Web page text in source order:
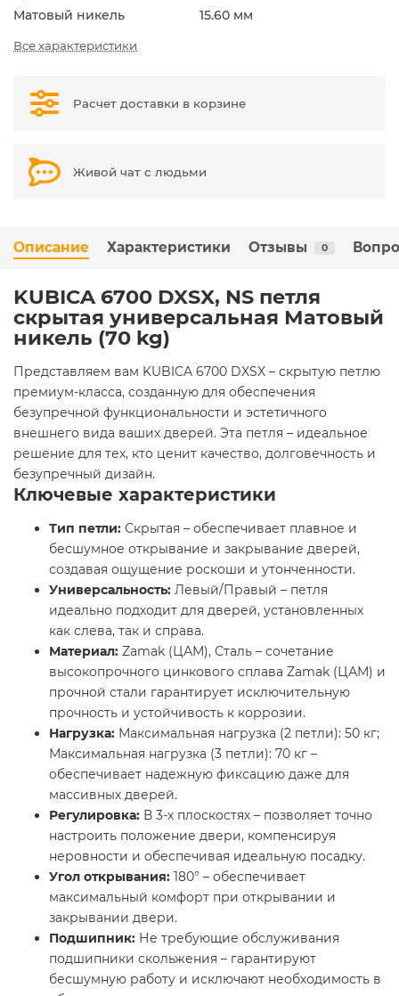
Матовый никель 15.60 мм
Все характеристики
Расчет доставки в корзине
Живой чат с людьми
Описание Характеристики Отзывы 0
KUBICA 6700 DXSX, NS петля
скрытая универсальная Матовый
никель (70 kg)
Представляем вам KUBICA 6700 DXSX – скрытую петлю
премиум-класса, созданную для обеспечения
безупречной функциональности и эстетичного
внешнего вида ваших дверей. Эта петля – идеальное
решение для тех, кто ценит качество, долговечность и
безупречный дизайн.
Ключевые характеристики
Тип петли: Скрытая – обеспечивает плавное и
бесшумное открывание и закрывание дверей,
создавая ощущение роскоши и утонченности.
Универсальность: Левый/Правый – петля
идеально подходит для дверей, установленных
как слева, так и справа.
Материал: Zamak (ЦАМ), Сталь – сочетание
высокопрочного цинкового сплава Zamak (ЦАМ) и
прочной стали гарантирует исключительную
прочность и устойчивость к коррозии.
Нагрузка: Максимальная нагрузка (2 петли): 50 кг;
Максимальная нагрузка (3 петли): 70 кг –
обеспечивает надежную фиксацию даже для
массивных дверей.
Регулировка: В 3-х плоскостях – позволяет точно
настроить положение двери, компенсируя
неровности и обеспечивая идеальную посадку.
Угол открывания: 180° – обеспечивает
максимальный комфорт при открывании и
закрывании двери.
Подшипник: Не требующие обслуживания
подшипники скольжения – гарантируют
бесшумную работу и исключают необходимость в